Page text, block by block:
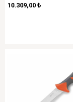
10.309,00 ₺